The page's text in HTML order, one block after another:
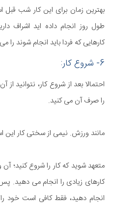
بهترین زمان برای این کار شب قبل
طول روز انجام داده اید اشراف
کارهایی که فردا باید انجام شوند را
6- شروع کار:
احتمالا بعد از شروع کار، نتوانید
را صرف آن می کنید.
مانند ورزش. نیمی از سختی کار این
متعهد شوید که کار را شروع کنید؛
کارهای زیادی را انجام می دهید.
انجام دهید، فقط کافی است خود